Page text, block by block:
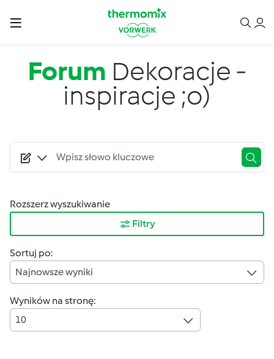
Forum Dekoracje -
inspiracje ;o)
Rozszerz wyszukiwanie
Filtry
Sortuj po:
Najnowsze wyniki
Wyników na stronę:
10